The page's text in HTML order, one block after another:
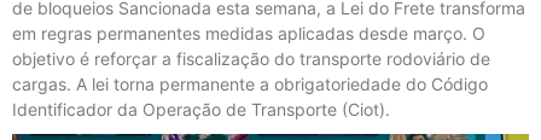
de bloqueios Sancionada esta semana, a Lei do Frete transforma
em regras permanentes medidas aplicadas desde março. O
objetivo é reforçar a fiscalização do transporte rodoviário de
cargas. A lei torna permanente a obrigatoriedade do Código
Identificador da Operação de Transporte (Ciot).